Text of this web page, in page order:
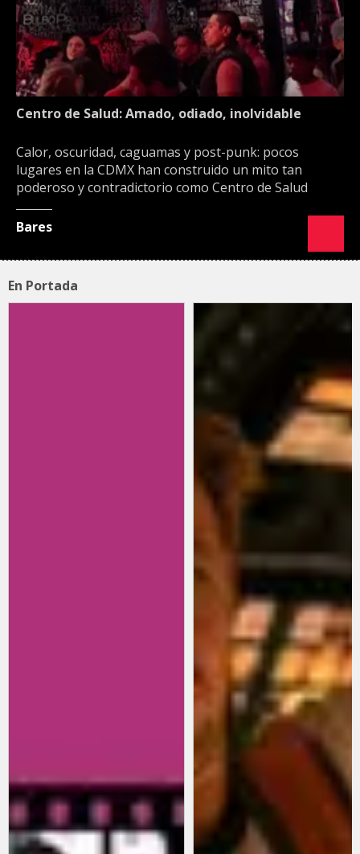
Centro de Salud: Amado, odiado, inolvidable
Calor, oscuridad, caguamas y post-punk: pocos
lugares en la CDMX han construido un mito tan
poderoso y contradictorio como Centro de Salud
Bares
En Portada